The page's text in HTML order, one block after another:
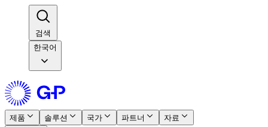
검색​​
한국어
제품​​ 솔루션​​ 국가​​ 파트너​​
자료​​